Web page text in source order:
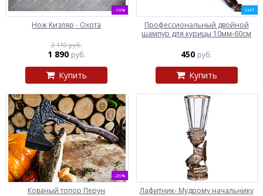
-10%
Нож Кизляр - Охота
2 110 руб.
1 890 руб.
Купить
ХИТ
Профессиональный двойной
шампур для курицы 10мм-60см
450 руб.
Купить
-26%
Кованый топор Перун Лафитник- Мудрому начальнику